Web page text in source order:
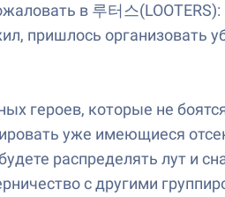
в 루터스
пришлось организовать
героев, которые не
уже имеющиеся
распределять лут и
с другими